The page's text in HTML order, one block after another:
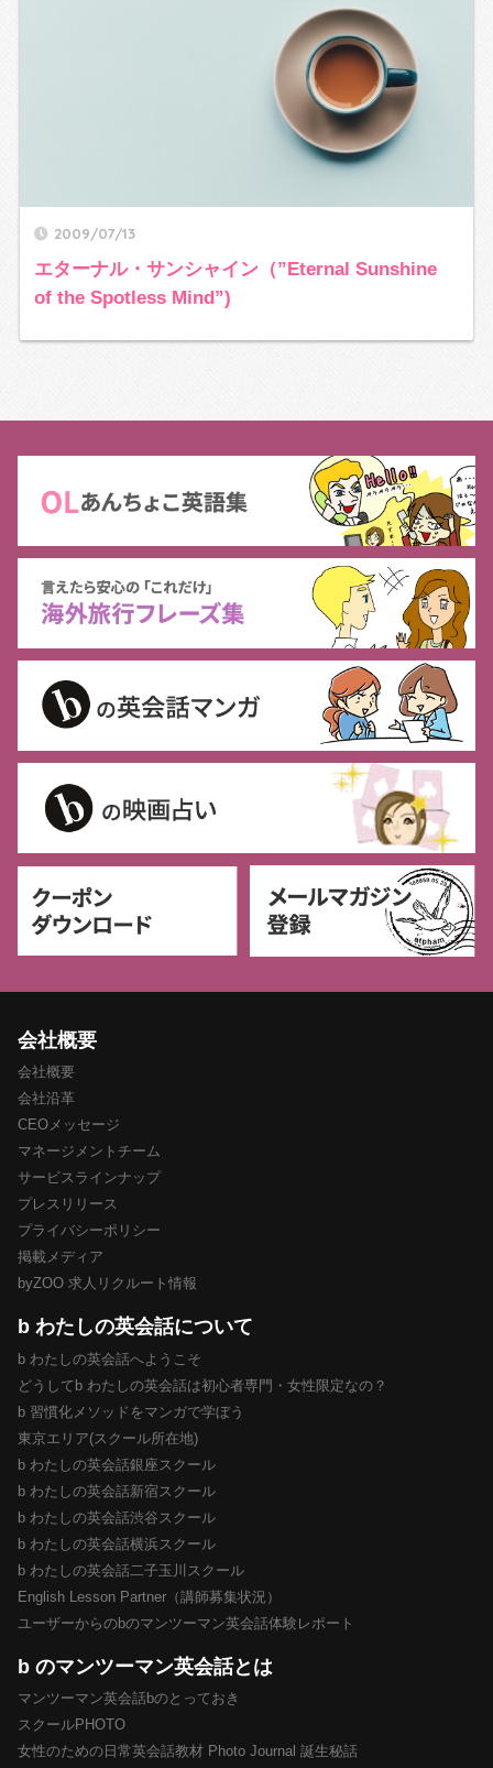
2009/07/13
エターナル・サンシャイン（”Eternal Sunshine
of the Spotless Mind”)
会社概要
会社概要
会社沿革
CEOメッセージ
マネージメントチーム
サービスラインナップ
プレスリリース
プライバシーポリシー
掲載メディア
byZOO 求人リクルート情報
b わたしの英会話について
b わたしの英会話へようこそ
どうしてb わたしの英会話は初心者専門・女性限定なの？
b 習慣化メソッドをマンガで学ぼう
東京エリア(スクール所在地)
b わたしの英会話銀座スクール
b わたしの英会話新宿スクール
b わたしの英会話渋谷スクール
b わたしの英会話横浜スクール
b わたしの英会話二子玉川スクール
English Lesson Partner（講師募集状況）
ユーザーからのbのマンツーマン英会話体験レポート
b のマンツーマン英会話とは
マンツーマン英会話bのとっておき
スクールPHOTO
女性のための日常英会話教材 Photo Journal 誕生秘話